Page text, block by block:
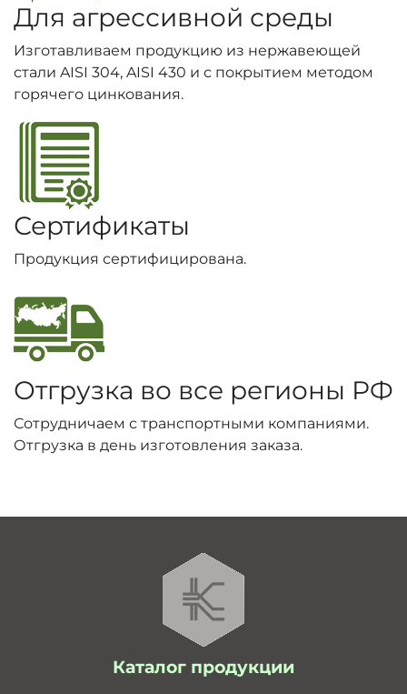
Для агрессивной среды
Изготавливаем продукцию из нержавеющей
стали AISI 304, AISI 430 и с покрытием методом
горячего цинкования.
Сертификаты
Продукция сертифицирована.
Отгрузка во все регионы РФ
Сотрудничаем с транспортными компаниями.
Отгрузка в день изготовления заказа.
Каталог продукции